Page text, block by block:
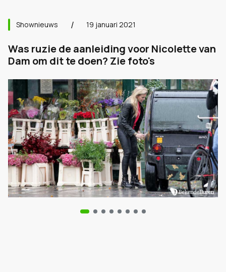
Shownieuws 19 januari 2021
Was ruzie de aanleiding voor Nicolette van
Dam om dit te doen? Zie foto's